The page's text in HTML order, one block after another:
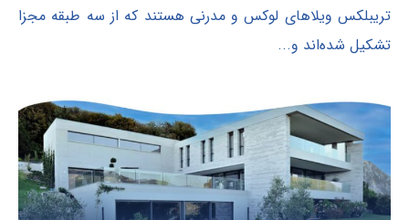
تریبلکس ویلاهای لوکس و مدرنی هستند که از سه طبقه مجزا
تشکیل شده‌اند و...